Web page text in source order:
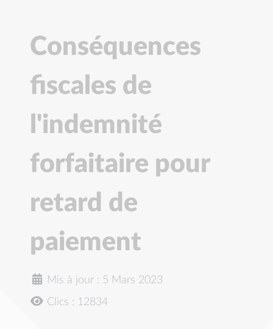
Conséquences
fiscales de
l'indemnité
forfaitaire pour
retard de
paiement
Mis à jour : 5 Mars 2023
Clics : 12834